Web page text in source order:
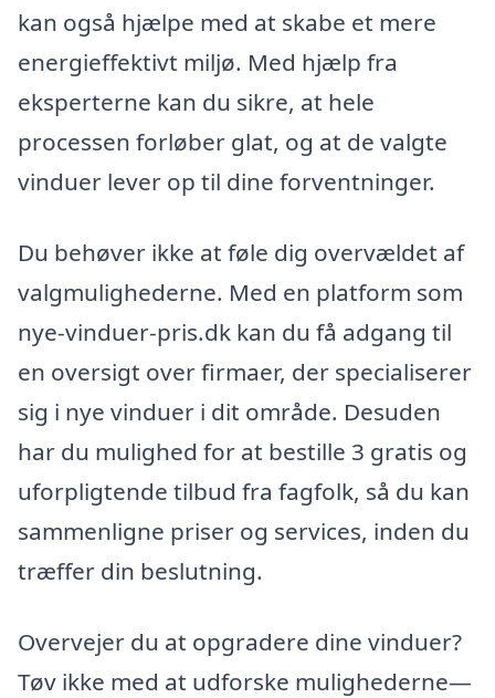
kan også hjælpe med at skabe et mere
energieffektivt miljø. Med hjælp fra
eksperterne kan du sikre, at hele
processen forløber glat, og at de valgte
vinduer lever op til dine forventninger.
Du behøver ikke at føle dig overvældet af
valgmulighederne. Med en platform som
nye-vinduer-pris.dk kan du få adgang til
en oversigt over firmaer, der specialiserer
sig i nye vinduer i dit område. Desuden
har du mulighed for at bestille 3 gratis og
uforpligtende tilbud fra fagfolk, så du kan
sammenligne priser og services, inden du
træffer din beslutning.
Overvejer du at opgradere dine vinduer?
Tøv ikke med at udforske mulighederne—